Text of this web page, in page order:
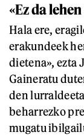
«Ez da
Hala ere,
erakundeek
dietena», ezta
Gaineratu
den
beharrezko
mugatu